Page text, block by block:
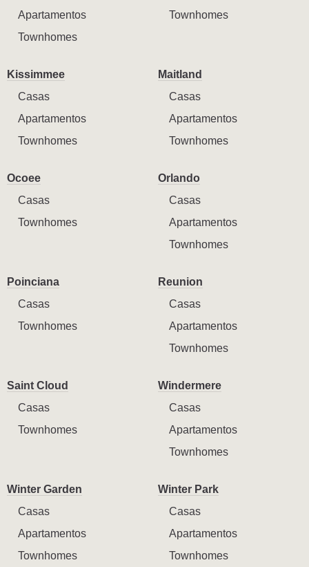
Apartamentos
Townhomes
Townhomes
Kissimmee
Casas
Apartamentos
Townhomes
Maitland
Casas
Apartamentos
Townhomes
Ocoee
Casas
Townhomes
Orlando
Casas
Apartamentos
Townhomes
Poinciana
Casas
Townhomes
Reunion
Casas
Apartamentos
Townhomes
Saint Cloud
Casas
Townhomes
Windermere
Casas
Apartamentos
Townhomes
Winter Garden
Casas
Apartamentos
Townhomes
Winter Park
Casas
Apartamentos
Townhomes